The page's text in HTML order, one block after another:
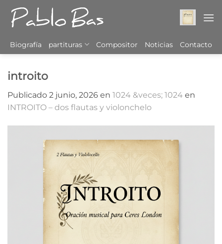
Saltar
contenido
Biografía partituras Compositor Noticias Contacto
introito
Publicado 2 junio, 2026 en 1024 &veces; 1024 en
INTROITO – dos flautas y violonchelo